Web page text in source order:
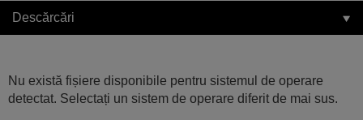
Descărcări
Nu există fișiere disponibile pentru sistemul de operare
detectat. Selectați un sistem de operare diferit de mai sus.